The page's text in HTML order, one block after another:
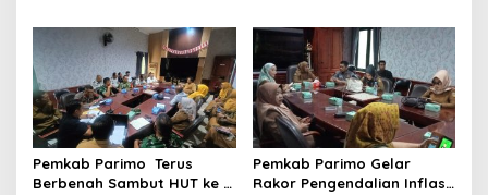
Persidangan III Tahun
Sidang 2025/2026
Sungai di Desa Air Panas
Pemkab Parimo Terus
Berbenah Sambut HUT ke –
Pemkab Parimo Gelar
Rakor Pengendalian Inflasi